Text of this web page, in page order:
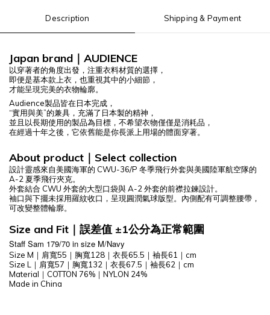
Description Shipping & Payment
Japan brand ｜ AUDIENCE
以穿著者的角度出發，注重衣料材質的選擇，
即便是基本款上衣，也重視其中的小細節，
才能呈現完美的衣物輪廓。
Audience製品皆在日本完成，
“實用與美”的兼具，充滿了日本製的精神，
並且以長期使用的製品為目標，不希望衣物僅僅是消耗品，
在經過十年之後，它依舊能是你長派上用場的體面穿著。
About product ｜ Select collection
設計靈感來自美國海軍的 CWU-36/P 冬季飛行外套與美國陸軍航空隊的
A-2 夏季飛行夾克。
外套結合 CWU 外套的大型口袋與 A-2 外套的前襟拉鍊設計。
袖口與下擺未採用羅紋收口，呈現圓潤氣球版型。內側配有可調整腰帶，
可改變整體輪廓。
Size and Fit ｜ 誤差值 ±1公分為正常範圍
Staff Sam 179/70 in size M/Navy
Size M｜肩寬55｜胸寬128｜衣長65.5｜袖長61｜cm
Size L｜肩寬57｜胸寬132｜衣長67.5｜袖長62｜cm
Material｜COTTON 76%｜NYLON 24%
Made in China